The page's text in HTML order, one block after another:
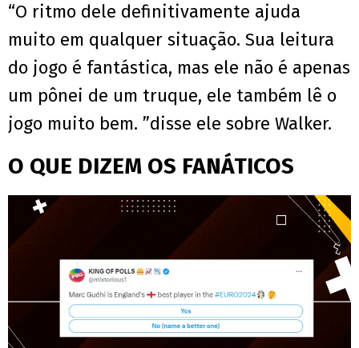
“O ritmo dele definitivamente ajuda
muito em qualquer situação. Sua leitura
do jogo é fantástica, mas ele não é apenas
um pônei de um truque, ele também lê o
jogo muito bem. ”disse ele sobre Walker.
O QUE DIZEM OS FANÁTICOS